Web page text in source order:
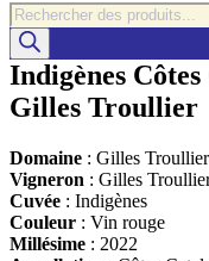
Recherche
de
produits
Indigènes
Gilles Troullier
Domaine : Gilles Troullier
Vigneron : Gilles
Cuvée : Indigènes
Couleur : Vin rouge
Millésime : 2022